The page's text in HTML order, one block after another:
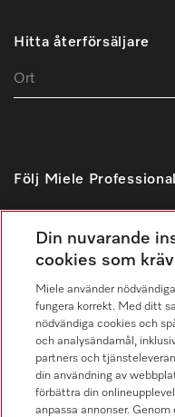
Hitta återförsäljare
Följ Miele Professional
Användarvillkor
Miele AB
Allmänna villkor
Cookieinställningar
Din nuvarande
cookies som
Miele använder
fungera korrekt. Med ditt
nödvändiga cookies och
och analysändamål,
partners och
din användning av
förbättra din
anpassa annonser.